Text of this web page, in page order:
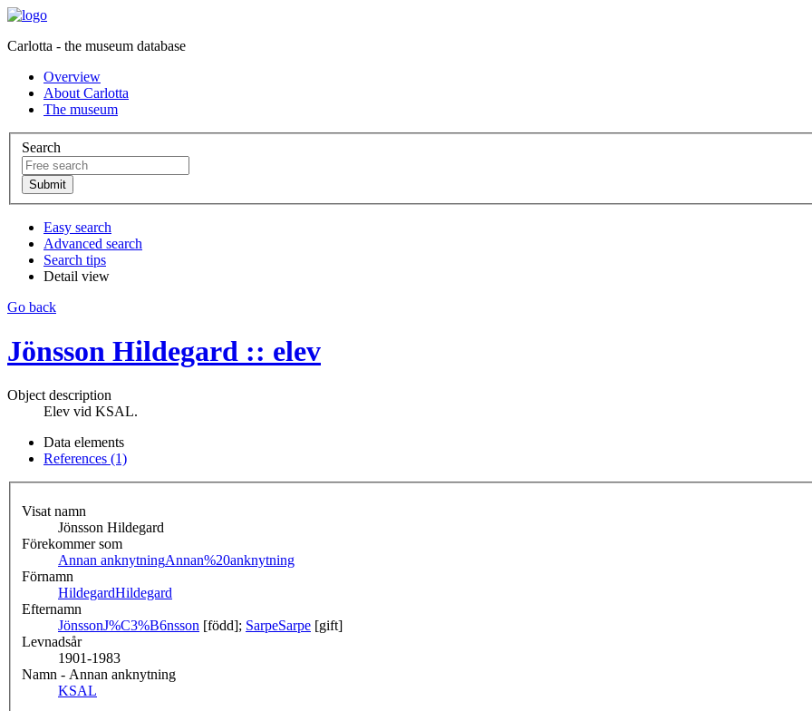
Carlotta - the museum database
Overview
About Carlotta
The museum
Search
Easy search
Advanced search
Search tips
Detail view
Go back
Jönsson Hildegard :: elev
Object description
Elev vid KSAL.
Data elements
References (1)
Visat namn
Jönsson Hildegard
Förekommer som
Annan anknytningAnnan%20anknytning
Förnamn
HildegardHildegard
Efternamn
JönssonJ%C3%B6nsson [född]; SarpeSarpe [gift]
Levnadsår
1901-1983
Namn - Annan anknytning
KSAL